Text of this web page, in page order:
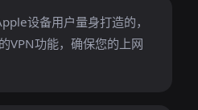
设备用户量身打造的，
VPN功能，确保您的上网